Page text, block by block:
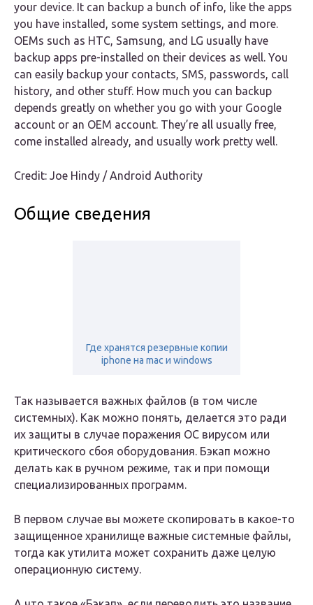
your device. It can backup a bunch of info, like the apps
you have installed, some system settings, and more.
OEMs such as HTC, Samsung, and LG usually have
backup apps pre-installed on their devices as well. You
can easily backup your contacts, SMS, passwords, call
history, and other stuff. How much you can backup
depends greatly on whether you go with your Google
account or an OEM account. They’re all usually free,
come installed already, and usually work pretty well.
Credit: Joe Hindy / Android Authority
Общие сведения
Где хранятся резервные копии
iphone на mac и windows
Так называется важных файлов (в том числе
системных). Как можно понять, делается это ради
их защиты в случае поражения ОС вирусом или
критического сбоя оборудования. Бэкап можно
делать как в ручном режиме, так и при помощи
специализированных программ.
В первом случае вы можете скопировать в какое-то
защищенное хранилище важные системные файлы,
тогда как утилита может сохранить даже целую
операционную систему.